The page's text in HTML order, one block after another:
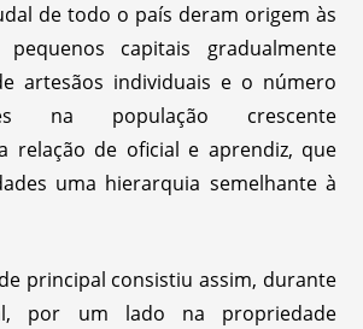
de todo o país deram origem às
capitais gradualmente
artesãos individuais e o número
na população crescente
relação de oficial e aprendiz, que
uma hierarquia semelhante à
principal consistiu assim, durante
por um lado na propriedade